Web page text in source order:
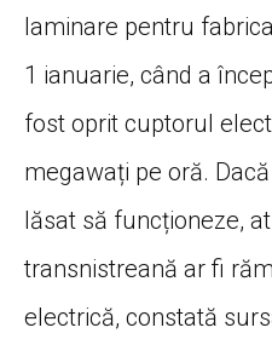
laminare pentru
1 ianuarie, când a
fost oprit cuptorul
megawați pe oră.
lăsat să funcționeze,
transnistreană ar fi
electrică, constată